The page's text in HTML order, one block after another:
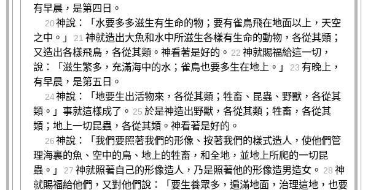
有早晨，是第四日。
20 神說：「水要多多滋生有生命的物；要有雀鳥飛在地面以上，天空
之中。」
21 神就造出大魚和水中所滋生各樣有生命的動物，各從其類；
又造出各樣飛鳥，各從其類。神看著是好的。 22 神就賜福給這一切，
說：「滋生繁多，充滿海中的水；雀鳥也要多生在地上。」
23 有晚上，
有早晨，是第五日。
24神說：「地要生出活物來，各從其類；牲畜、昆蟲、野獸，各從其
類。」事就這樣成了。 25 於是神造出野獸，各從其類；牲畜，各從其
類；地上一切昆蟲，各從其類。神看著是好的。
26 神說：「我們要照著我們的形像、按著我們的樣式造人，使他們管
理海裏的魚、空中的鳥、地上的牲畜，和全地，並地上所爬的一切昆
蟲。」
27 神就照著自己的形像造人，乃是照著他的形像造男造女。 28 神
就賜福給他們，又對他們說：「要生養眾多，遍滿地面，治理這地，也要